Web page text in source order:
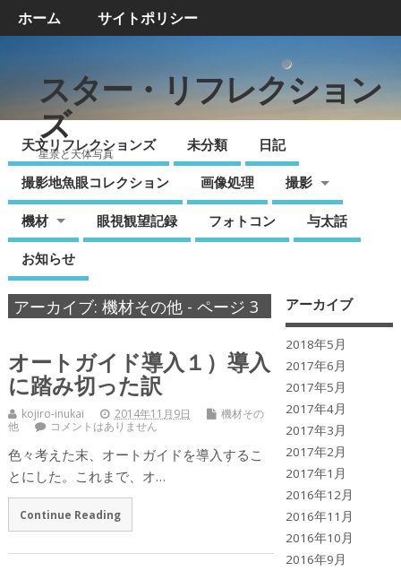
ホーム サイトポリシー
スター・リフレクション
ズ
星景と天体写真
天文リフレクションズ 未分類 日記
撮影地魚眼コレクション 画像処理 撮影
機材 眼視観望記録 フォトコン 与太話
お知らせ
アーカイブ: 機材その他 - ページ 3
オートガイド導入１）導入
に踏み切った訳
kojiro-inukai 2014年11月9日
機材その
他
コメントはありません
色々考えた末、オートガイドを導入するこ
とにした。これまで、オ…
Continue Reading
アーカイブ
2018年5月
2017年6月
2017年5月
2017年4月
2017年3月
2017年2月
2017年1月
2016年12月
2016年11月
2016年10月
2016年9月